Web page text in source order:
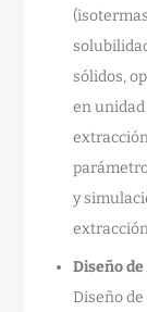
sólidos,
en
y
Diseño
Diseño